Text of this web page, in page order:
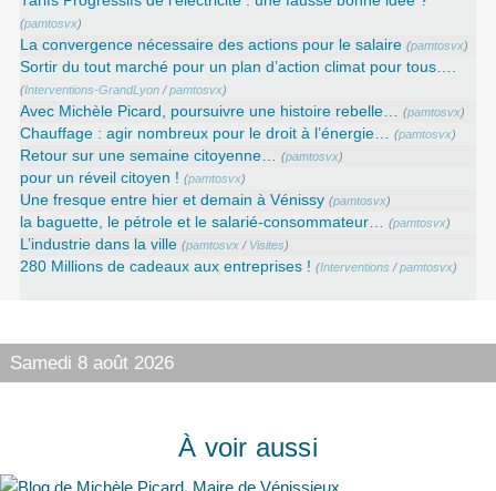
(pamtosvx)
La convergence nécessaire des actions pour le salaire (pamtosvx)
Sortir du tout marché pour un plan d’action climat pour tous….
(Interventions-GrandLyon /pamtosvx)
Avec Michèle Picard, poursuivre une histoire rebelle… (pamtosvx)
Chauffage : agir nombreux pour le droit à l’énergie… (pamtosvx)
Retour sur une semaine citoyenne… (pamtosvx)
pour un réveil citoyen ! (pamtosvx)
Une fresque entre hier et demain à Vénissy (pamtosvx)
la baguette, le pétrole et le salarié-consommateur… (pamtosvx)
L’industrie dans la ville (pamtosvx / Visites)
280 Millions de cadeaux aux entreprises ! (Interventions /pamtosvx)
Samedi 8 août 2026
À voir aussi